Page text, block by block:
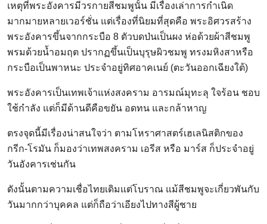
เหตุที่พระอังคารมีวรกายสีชมพูนั้น มีเรื่องเล่าการกำเนิด
มากมายหลายเวอร์ชั่น แต่เรื่องที่นิยมที่สุดคือ พระอิศวรสร้าง
พระอังคารขึ้นจากกระบือ 8 ตัวบดป่นเป็นผง ห่อด้วยผ้าสีชมพู
พรมด้วยน้ำอมฤต ปรากฏขึ้นเป็นบุรุษผิวชมพู ทรงมหิงสาหรือ
กระบือเป็นพาหนะ ประจำอยู่ทิศอาคเนย์ (ตะวันออกเฉียงใต้)
พระอังคารเป็นเทพเจ้าแห่งสงคราม อารมณ์มุทะลุ ใจร้อน ชอบ
ใช้กำลัง แต่ก็มีด้านดีคือขยัน อดทน และกล้าหาญ
ตรงจุดนี้มีเรื่องน่าสนใจว่า ตามโหราศาสตร์เฮเลนิสติกของ
กรีก-โรมัน ก็มองว่าเทพสงคราม เอรีส หรือ มาร์ส ก็ประจำอยู่
วันอังคารเช่นกัน
ดังนั้นตามความเชื่อไทยเดิมแต่โบราณ แม้สีชมพูจะเกี่ยวพันกับ
วันมากกว่าบุคคล แต่ก็ถือว่าเอียงไปทางสีผู้ชาย